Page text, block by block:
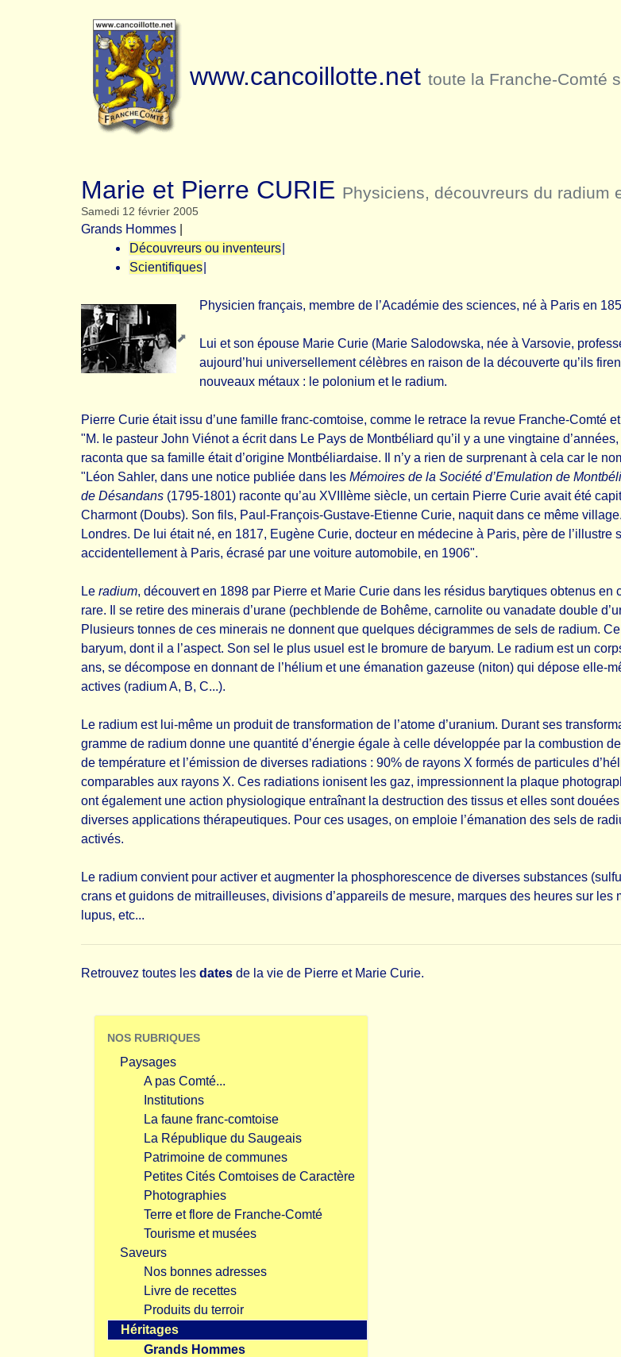
www.cancoillotte.net toute la Franche-Comté
Marie et Pierre CURIE Physiciens, découvreurs du radium
Samedi 12 février 2005
Grands Hommes
Découvreurs ou inventeurs
Scientifiques
Physicien français, membre de l’Académie des sciences, né à Paris en
Lui et son épouse Marie Curie (Marie Salodowska, née à Varsovie,
aujourd’hui universellement célèbres en raison de la découverte qu’ils
nouveaux métaux : le polonium et le radium.
Pierre Curie était issu d’une famille franc-comtoise, comme le retrace la revue Franche-Comté
"M. le pasteur John Viénot a écrit dans Le Pays de Montbéliard qu’il y a une vingtaine
raconta que sa famille était d’origine Montbéliardaise. Il n’y a rien de surprenant à cela car le
"Léon Sahler, dans une notice publiée dans les Mémoires de la Société d’Emulation de
de Désandans (1795-1801) raconte qu’au XVIIIème siècle, un certain Pierre Curie avait été
Charmont (Doubs). Son fils, Paul-François-Gustave-Etienne Curie, naquit dans ce même
Londres. De lui était né, en 1817, Eugène Curie, docteur en médecine à Paris, père de
accidentellement à Paris, écrasé par une voiture automobile, en 1906".
Le radium, découvert en 1898 par Pierre et Marie Curie dans les résidus barytiques obtenus
rare. Il se retire des minerais d’urane (pechblende de Bohême, carnolite ou vanadate double
Plusieurs tonnes de ces minerais ne donnent que quelques décigrammes de sels de radium.
baryum, dont il a l’aspect. Son sel le plus usuel est le bromure de baryum. Le radium est un
ans, se décompose en donnant de l’hélium et une émanation gazeuse (niton) qui dépose elle-
actives (radium A, B, C...).
Le radium est lui-même un produit de transformation de l’atome d’uranium. Durant ses
gramme de radium donne une quantité d’énergie égale à celle développée par la combustion
de température et l’émission de diverses radiations : 90% de rayons X formés de particules
comparables aux rayons X. Ces radiations ionisent les gaz, impressionnent la plaque
ont également une action physiologique entraînant la destruction des tissus et elles sont
diverses applications thérapeutiques. Pour ces usages, on emploie l’émanation des sels de
activés.
Le radium convient pour activer et augmenter la phosphorescence de diverses substances
crans et guidons de mitrailleuses, divisions d’appareils de mesure, marques des heures sur
lupus, etc...
Retrouvez toutes les dates de la vie de Pierre et Marie Curie.
NOS RUBRIQUES
Paysages
A pas Comté...
Institutions
La faune franc-comtoise
La République du Saugeais
Patrimoine de communes
Petites Cités Comtoises de Caractère
Photographies
Terre et flore de Franche-Comté
Tourisme et musées
Saveurs
Nos bonnes adresses
Livre de recettes
Produits du terroir
Héritages
Grands Hommes